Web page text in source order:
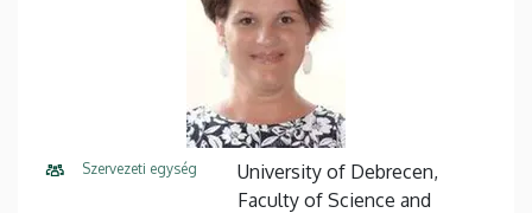
Szervezeti egység
University of Debrecen,
Faculty of Science and